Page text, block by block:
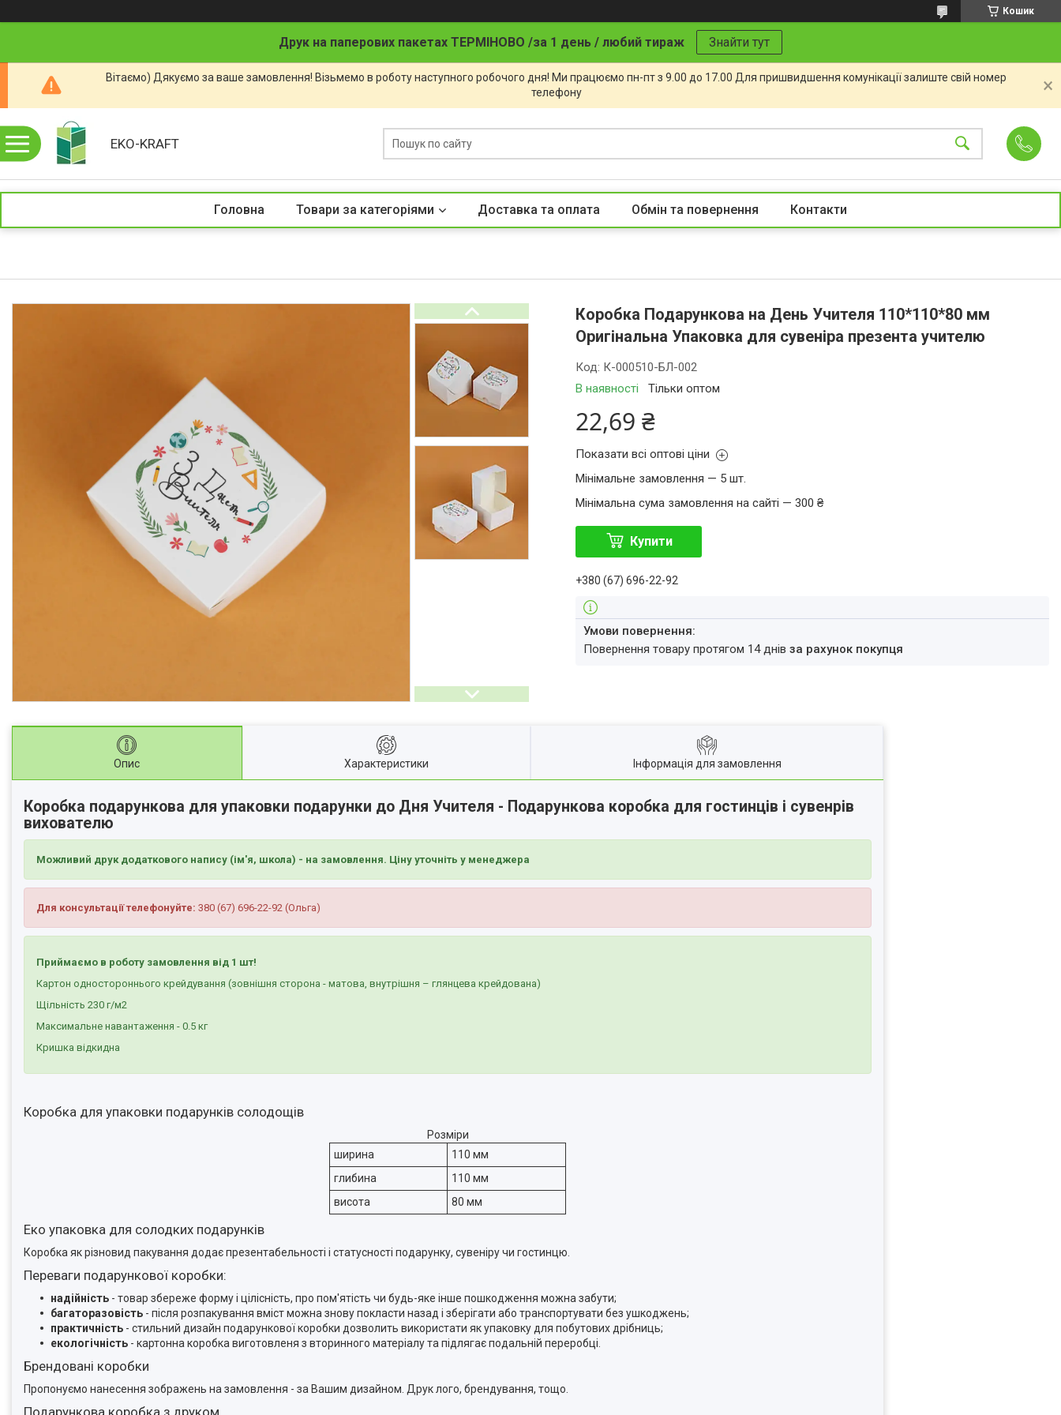
Кошик
Друк на паперових пакетах ТЕРМІНОВО /за 1 день / любий тираж Знайти тут
Вітаємо) Дякуємо за ваше замовлення! Візьмемо в роботу наступного робочого дня! Ми працюємо пн-пт з 9.00 до 17.00 Для пришвидшення комунікації залиште свій номер
телефону
EKO-KRAFT
Головна Товари за категоріями Доставка та оплата Обмін та повернення Контакти
Коробка Подарункова на День Учителя 110*110*80 мм
Оригінальна Упаковка для сувеніра презента учителю
В наявності Тільки оптом
Код: К-000510-БЛ-002
22,69 ₴
Мінімальне замовлення — 5 шт.
Показати всі оптові ціни
Мінімальна сума замовлення на сайті — 300 ₴
Купити
+380 (67) 696-22-92
повернення товару протягом 14 днівза рахунок покупця
Опис Характеристики Інформація для замовлення
Коробка подарункова для упаковки подарунки до Дня Учителя - Подарункова коробка для гостинців і сувенрів
вихователю
Можливий друк додаткового напису (ім'я, школа) - на замовлення. Ціну уточніть у менеджера
Для консультації телефонуйте: 380 (67) 696-22-92 (Ольга)
Приймаємо в роботу замовлення від 1 шт!
Картон одностороннього крейдування (зовнішня сторона - матова, внутрішня – глянцева крейдована)
Щільність 230 г/м2
Максимальне навантаження - 0.5 кг
Кришка відкидна
Коробка для упаковки подарунків солодощів
Розміри
ширина
110 мм
глибина
110 мм
висота
80 мм
Еко упаковка для солодких подарунків
Коробка як різновид пакування додає презентабельності і статусності подарунку, сувеніру чи гостинцю.
Переваги подарункової коробки:
надійність - товар збереже форму і цілісність, про пом'ятість чи будь-яке інше пошкодження можна забути;
багаторазовість - після розпакування вміст можна знову покласти назад і зберігати або транспортувати без ушкоджень;
практичність - стильний дизайн подарункової коробки дозволить використати як упаковку для побутових дрібниць;
екологічність - картонна коробка виготовленя з вторинного матеріалу та підлягає подальній переробці.
Брендовані коробки
Пропонуємо нанесення зображень на замовлення - за Вашим дизайном. Друк лого, брендування, тощо.
Подарункова коробка з друком